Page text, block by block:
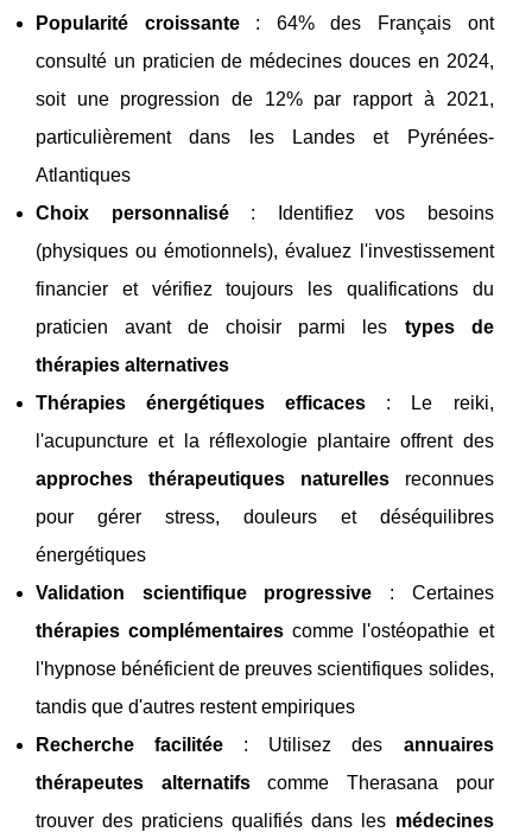
Popularité croissante: 64% des Français ont
consulté un praticien de médecines douces en 2024,
soit une progression de 12% par rapport à 2021,
particulièrement dans les Landes et Pyrénées-
Atlantiques
Choix personnalisé: Identifiez vos besoins
(physiques ou émotionnels), évaluez l'investissement
financier et vérifiez toujours les qualifications du
praticien avant de choisir parmi les types de
thérapies alternatives
Thérapies énergétiques efficaces : Le reiki,
l'acupuncture et la réflexologie plantaire offrent des
approches thérapeutiques naturellesreconnues
pour gérer stress, douleurs et déséquilibres
énergétiques
Validation scientifique progressive : Certaines
thérapies complémentaires comme l'ostéopathie et
l'hypnose bénéficient de preuves scientifiques solides,
tandis que d'autres restent empiriques
Recherche facilitée : Utilisez des annuaires
thérapeutes alternatifscomme Therasana pour
trouver des praticiens qualifiés dans les médecines